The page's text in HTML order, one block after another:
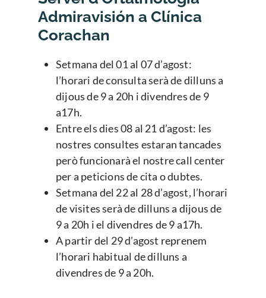
Admiravisión a Clínica
Corachan
Setmana del 01 al 07 d’agost:
l’horari de consulta serà de dilluns a
dijous de 9 a 20h i divendres de 9
a17h.
Entre els dies 08 al 21 d’agost: les
nostres consultes estaran tancades
però funcionarà el nostre call center
per a peticions de cita o dubtes.
Setmana del 22 al 28 d’agost, l’horari
de visites serà de dilluns a dijous de
9 a 20h i el divendres de 9 a17h.
A partir del 29 d’agost reprenem
l’horari habitual de dilluns a
divendres de 9 a 20h.